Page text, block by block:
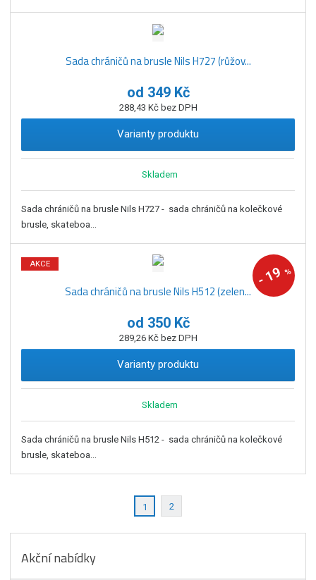
Sada chráničů na brusle Nils H727 (růžov...
od 349 Kč
288,43 Kč bez DPH
Varianty produktu
Skladem
Sada chráničů na brusle Nils H727 - sada chráničů na kolečkové
brusle, skateboa...
-
19%
AKCE
Sada chráničů na brusle Nils H512 (zelen...
od 350 Kč
289,26 Kč bez DPH
Varianty produktu
Skladem
Sada chráničů na brusle Nils H512 - sada chráničů na kolečkové
brusle, skateboa...
1 2
Akční nabídky